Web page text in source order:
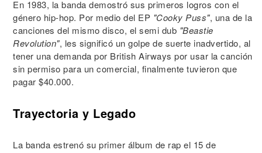
En 1983, la banda demostró sus primeros logros con el
género hip-hop. Por medio del EP "Cooky Puss", una de la
canciones del mismo disco, el semi dub "Beastie
Revolution", les significó un golpe de suerte inadvertido, al
tener una demanda por British Airways por usar la canción
sin permiso para un comercial, finalmente tuvieron que
pagar $40.000.
Trayectoria y Legado
La banda estrenó su primer álbum de rap el 15 de